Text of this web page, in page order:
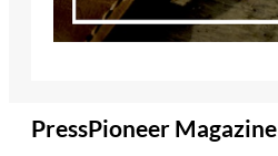
PressPioneer Magazine